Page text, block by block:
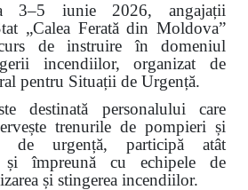
3–5 iunie 2026, angajații
„Calea Ferată din Moldova”
de instruire în domeniul
incendiilor, organizat de
pentru Situații de Urgență.
destinată personalului care
trenurile de pompieri și
urgență, participă atât
și împreună cu echipele de
și stingerea incendiilor.